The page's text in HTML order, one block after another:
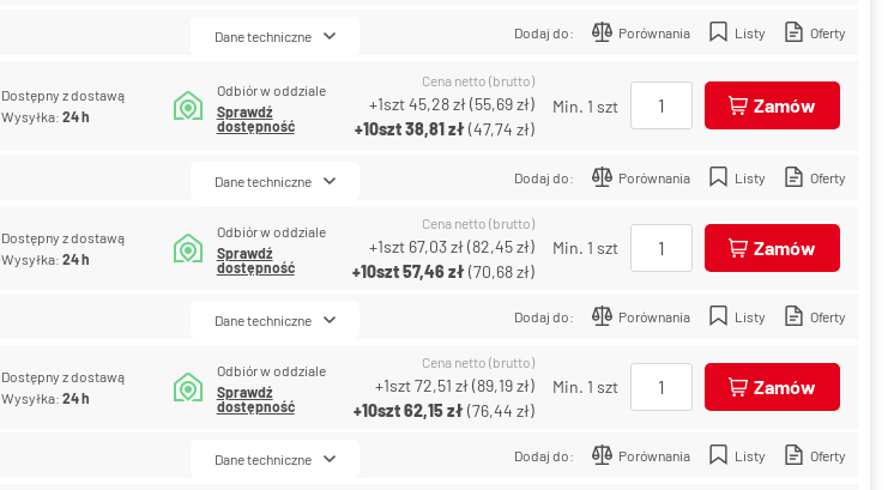
Dodaj do: Porównania Listy Oferty
Dane techniczne
Dostępny z dostawą
Wysyłka:24 h
Odbiór w oddziale
Sprawdź
dostępność
Cena netto (brutto)
+1szt45,28 zł(55,69 zł)
+10szt38,81 zł(47,74 zł)
Min. 1 szt Zamów
Dodaj do: Porównania Listy Oferty
Dane techniczne
Dostępny z dostawą
Wysyłka:24 h
Odbiór w oddziale
Sprawdź
dostępność
Cena netto (brutto)
+1szt 67,03 zł(82,45 zł)
+10szt57,46 zł(70,68 zł)
Min. 1 szt Zamów
Dodaj do: Porównania Listy Oferty
Dane techniczne
Dostępny z dostawą
Wysyłka:24 h
Odbiór w oddziale
Sprawdź
dostępność
Cena netto (brutto)
+1szt72,51 zł(89,19 zł)
+10szt62,15 zł(76,44 zł)
Min. 1 szt Zamów
Dodaj do: Porównania Listy Oferty
Dane techniczne